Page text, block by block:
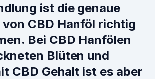
ist die genaue
von CBD Hanföl richtig
Bei CBD Hanfölen
Blüten und
CBD Gehalt ist es aber